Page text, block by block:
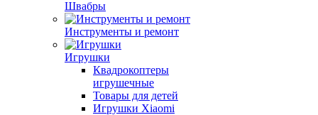
Швабры
Инструменты и ремонт
Игрушки
Квадрокоптеры
игрушечные
Товары для детей
Игрушки Xiaomi